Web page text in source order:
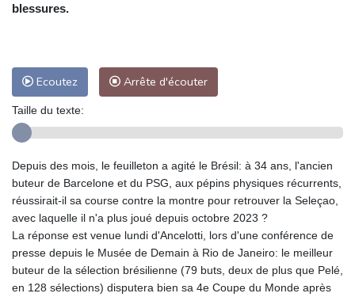
blessures.
Ecoutez Arrête d'écouter
Taille du texte:
Depuis des mois, le feuilleton a agité le Brésil: à 34 ans, l'ancien
buteur de Barcelone et du PSG, aux pépins physiques récurrents,
réussirait-il sa course contre la montre pour retrouver la Seleçao,
avec laquelle il n'a plus joué depuis octobre 2023 ?
La réponse est venue lundi d'Ancelotti, lors d'une conférence de
presse depuis le Musée de Demain à Rio de Janeiro: le meilleur
buteur de la sélection brésilienne (79 buts, deux de plus que Pelé,
en 128 sélections) disputera bien sa 4e Coupe du Monde après